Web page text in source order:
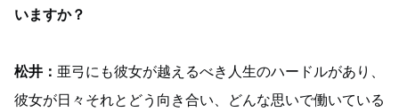
いますか？
松井： 亜弓にも彼女が越えるべき人生のハードルがあり、
彼女が日々それとどう向き合い、どんな思いで働いている